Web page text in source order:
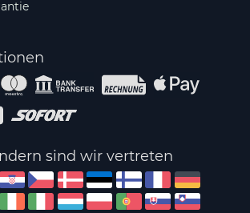
sind wir vertreten